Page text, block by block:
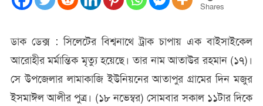
বাইসাইকেল
মৃত্যু
Shares
ডাক ডেক্স : সিলেটের বিশ্বনাথে ট্রাক চাপায় এক বাইসাইকেল
আরোহীর মর্মান্তিক মৃত্যু হয়েছে। তার নাম আতাউর রহমান (১৭)।
সে উপজেলার লামাকাজি ইউনিয়নের আতাপুর গ্রামের দিন মজুর
ইসমাঈল আলীর পুত্র। (১৮ নভেম্বর) সোমবার সকাল ১১টার দিকে